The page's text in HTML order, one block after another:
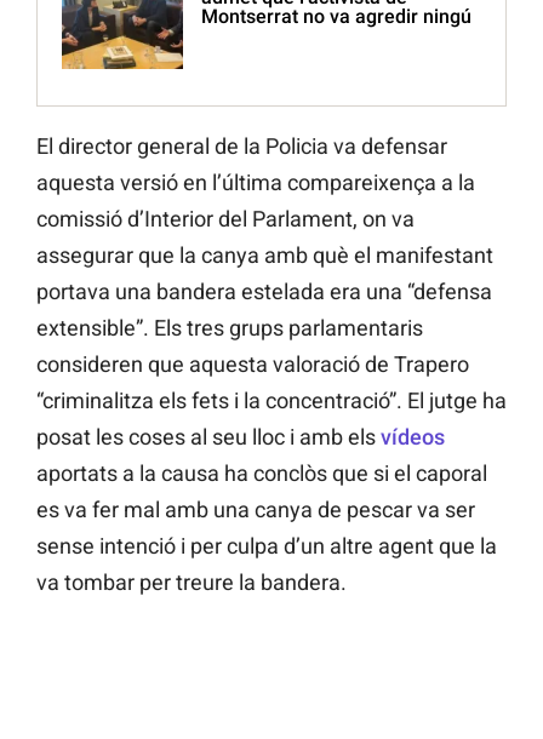
Montserrat no va agredir ningú
El director general de la Policia va defensar
aquesta versió en l’última compareixença a la
comissió d’Interior del Parlament, on va
assegurar que la canya amb què el manifestant
portava una bandera estelada era una “defensa
extensible”. Els tres grups parlamentaris
consideren que aquesta valoració de Trapero
“criminalitza els fets i la concentració”. El jutge ha
posat les coses al seu lloc i amb elsvídeos
aportats a la causa ha conclòs que si el caporal
es va fer mal amb una canya de pescar va ser
sense intenció i per culpa d’un altre agent que la
va tombar per treure la bandera.